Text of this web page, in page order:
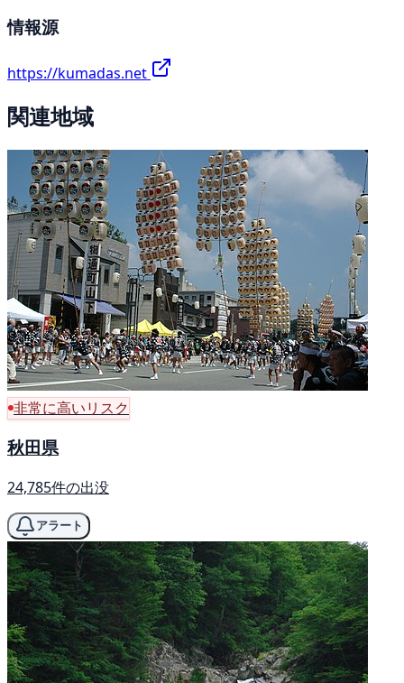
情報源
https://kumadas.net
関連地域
非常に高いリスク
秋田県
24,785件の出没
アラート